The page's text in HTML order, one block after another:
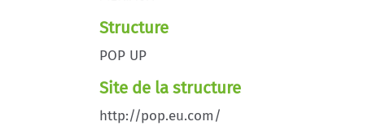
Structure
POP UP
Site de la structure
http://pop.eu.com/